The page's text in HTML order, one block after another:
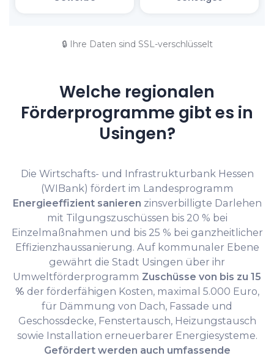
🔒 Ihre Daten sind SSL-verschlüsselt
Welche regionalen
Förderprogramme gibt es in
Usingen?
Die Wirtschafts- und Infrastrukturbank Hessen
(WIBank) fördert im Landesprogramm
Energieeffizient sanieren zinsverbilligte Darlehen
mit Tilgungszuschüssen bis 20 % bei
Einzelmaßnahmen und bis 25 % bei ganzheitlicher
Effizienzhaussanierung. Auf kommunaler Ebene
gewährt die Stadt Usingen über ihr
Umweltförderprogramm Zuschüsse von bis zu 15
% der förderfähigen Kosten, maximal 5.000 Euro,
für Dämmung von Dach, Fassade und
Geschossdecke, Fenstertausch, Heizungstausch
sowie Installation erneuerbarer Energiesysteme.
Gefördert werden auch umfassende